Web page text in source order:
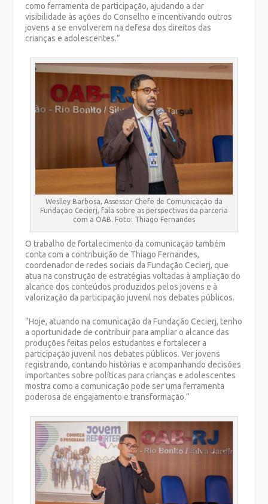
como ferramenta de participação, ajudando a dar
visibilidade às ações do Conselho e incentivando outros
jovens a se envolverem na defesa dos direitos das
crianças e adolescentes.”
Weslley Barbosa, Assessor Chefe de Comunicação da
Fundação Cecierj, fala sobre as perspectivas da parceria
com a OAB. Foto: Thiago Fernandes
O trabalho de fortalecimento da comunicação também
conta com a contribuição de Thiago Fernandes,
coordenador de redes sociais da Fundação Cecierj, que
atua na construção de estratégias voltadas à ampliação do
alcance dos conteúdos produzidos pelos jovens e à
valorização da participação juvenil nos debates públicos.
“Hoje, atuando na comunicação da Fundação Cecierj, tenho
a oportunidade de contribuir para ampliar o alcance das
produções feitas pelos estudantes e fortalecer a
participação juvenil nos debates públicos. Ver jovens
registrando, contando histórias e acompanhando decisões
importantes sobre políticas para crianças e adolescentes
mostra como a comunicação pode ser uma ferramenta
poderosa de engajamento e transformação.”